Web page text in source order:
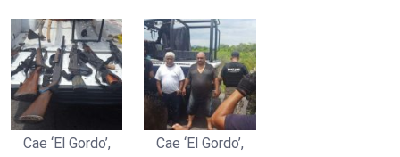
Cae ‘El Gordo’,
Cae ‘El Gordo’,